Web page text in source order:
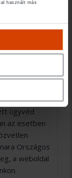
használt más
ügyvéd
az esetben
Országos
a weboldal